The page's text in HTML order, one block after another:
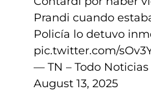
Prandi cuando
Policía lo detuvo
pic.twitter.com/
— TN – Todo
August 13, 2025